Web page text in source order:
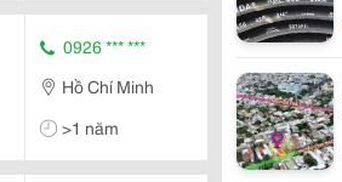
0926 *** ***
Hồ Chí Minh
>1 năm